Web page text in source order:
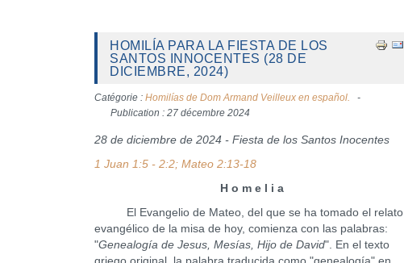
HOMILÍA PARA LA FIESTA DE LOS
SANTOS INNOCENTES (28 DE
DICIEMBRE, 2024)
Catégorie : Homilías de Dom Armand Veilleux en español.
Publication : 27 décembre 2024
28 de diciembre de 2024 - Fiesta de los Santos Inocentes
1 Juan 1:5 - 2:2; Mateo 2:13-18
H o m e l i a
El Evangelio de Mateo, del que se ha tomado el relato
evangélico de la misa de hoy, comienza con las palabras:
"Genealogía de Jesus, Mesías, Hijo de David". En el texto